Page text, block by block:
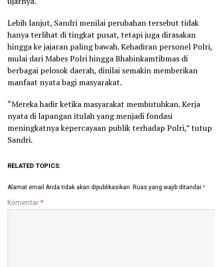
Lebih lanjut, Sandri menilai perubahan tersebut tidak
hanya terlihat di tingkat pusat, tetapi juga dirasakan
hingga ke jajaran paling bawah. Kehadiran personel Polri,
mulai dari Mabes Polri hingga Bhabinkamtibmas di
berbagai pelosok daerah, dinilai semakin memberikan
manfaat nyata bagi masyarakat.
“Mereka hadir ketika masyarakat membutuhkan. Kerja
nyata di lapangan itulah yang menjadi fondasi
meningkatnya kepercayaan publik terhadap Polri,” tutup
Sandri.
RELATED TOPICS:
Alamat email Anda tidak akan dipublikasikan. Ruas yang wajib ditandai *
Komentar*